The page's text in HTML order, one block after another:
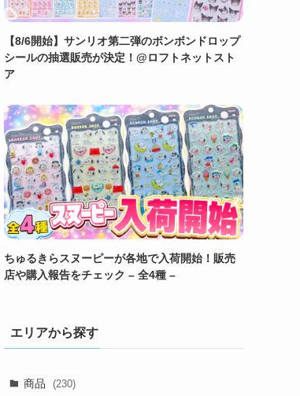
【8/6開始】サンリオ第二弾のボンボンドロップ
シールの抽選販売が決定！@ロフトネットスト
ア
ちゅるきらスヌーピーが各地で入荷開始！販売
店や購入報告をチェック – 全4種 –
エリアから探す
商品 (230)